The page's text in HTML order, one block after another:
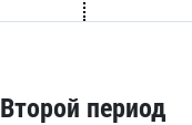
Второй период